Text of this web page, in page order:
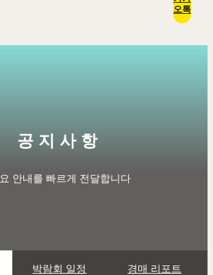
오톡
공지사항
안내를 빠르게 전달합니다
박람회 일정 경매 리포트